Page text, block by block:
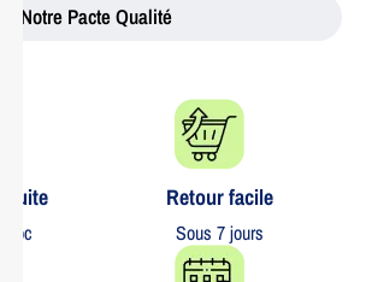
Notre Pacte Qualité
Retour facile​
Sous 7 jours